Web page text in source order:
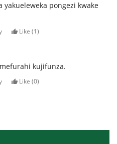
pongezi kwake
Like (1)
kujifunza.
Like (0)